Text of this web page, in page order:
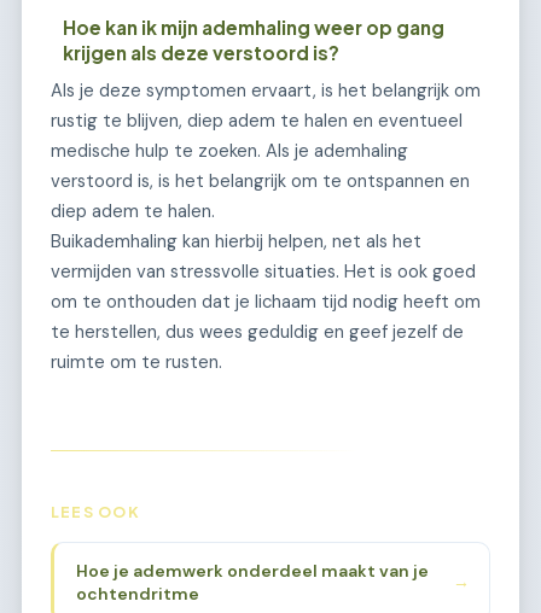
Hoe kan ik mijn ademhaling weer op gang
krijgen als deze verstoord is?
Als je deze symptomen ervaart, is het belangrijk om
rustig te blijven, diep adem te halen en eventueel
medische hulp te zoeken. Als je ademhaling
verstoord is, is het belangrijk om te ontspannen en
diep adem te halen.
Buikademhaling kan hierbij helpen, net als het
vermijden van stressvolle situaties. Het is ook goed
om te onthouden dat je lichaam tijd nodig heeft om
te herstellen, dus wees geduldig en geef jezelf de
ruimte om te rusten.
LEES OOK
Hoe je ademwerk onderdeel maakt van je
ochtendritme
→